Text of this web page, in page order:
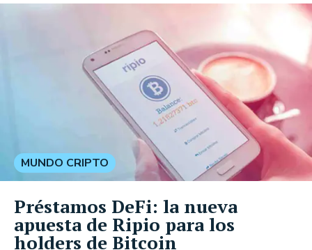
MUNDO CRIPTO
Préstamos DeFi: la nueva
apuesta de Ripio para los
holders de Bitcoin